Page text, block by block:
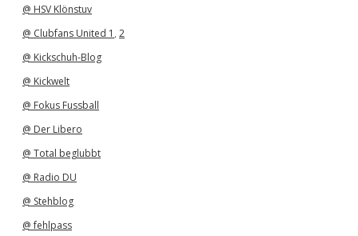
@ HSV Klönstuv
@ Clubfans United 1 , 2
@ Kickschuh-Blog
@ Kickwelt
@ Fokus Fussball
@ Der Libero
@ Total beglubbt
@ Radio DU
@ Stehblog
@ fehlpass